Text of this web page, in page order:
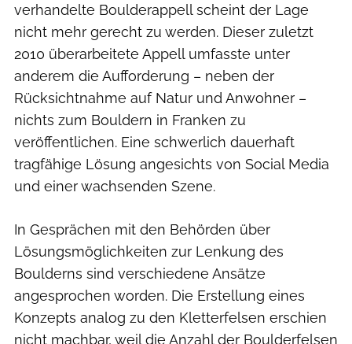
verhandelte Boulderappell scheint der Lage
nicht mehr gerecht zu werden. Dieser zuletzt
2010 überarbeitete Appell umfasste unter
anderem die Aufforderung – neben der
Rücksichtnahme auf Natur und Anwohner –
nichts zum Bouldern in Franken zu
veröffentlichen. Eine schwerlich dauerhaft
tragfähige Lösung angesichts von Social Media
und einer wachsenden Szene.
In Gesprächen mit den Behörden über
Lösungsmöglichkeiten zur Lenkung des
Boulderns sind verschiedene Ansätze
angesprochen worden. Die Erstellung eines
Konzepts analog zu den Kletterfelsen erschien
nicht machbar, weil die Anzahl der Boulderfelsen